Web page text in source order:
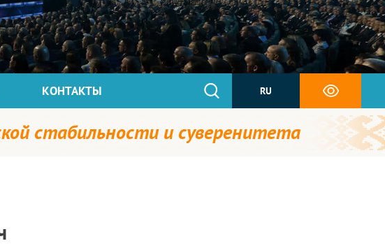
КОНТАКТЫ RU
стабильности и суверенитета